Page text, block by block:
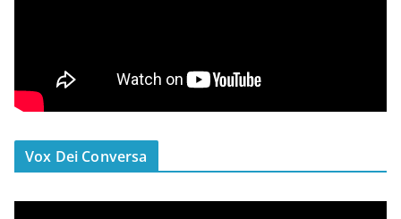
Vox Dei Conversa